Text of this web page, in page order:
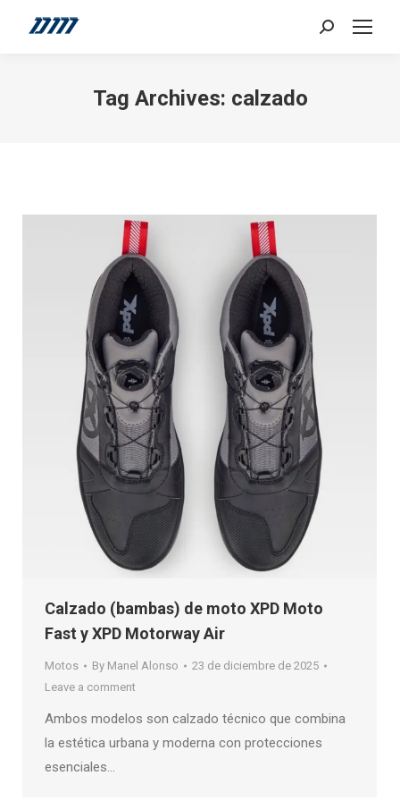
Search:
Tag Archives: calzado
Calzado (bambas) de moto XPD Moto
Fast y XPD Motorway Air
Motos By Manel Alonso
23 de diciembre de 2025
Leave a comment
Ambos modelos son calzado técnico que combina
la estética urbana y moderna con protecciones
esenciales…